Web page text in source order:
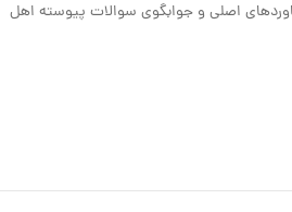
اصلی و جوابگوی سوالات پیوسته اهل